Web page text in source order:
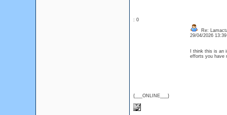
: 0
{___ONLINE___}
Re:
29/04/2026
I think this is an
efforts you